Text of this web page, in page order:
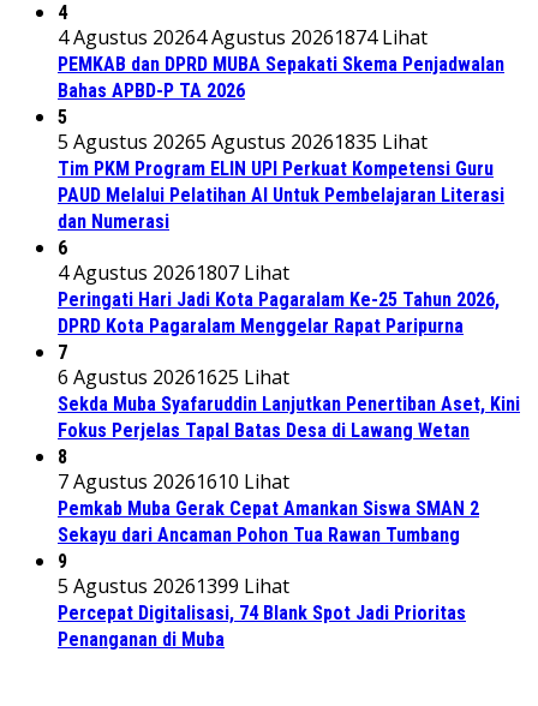
4
4 Agustus 20264 Agustus 20261874 Lihat
PEMKAB dan DPRD MUBA Sepakati Skema Penjadwalan
Bahas APBD-P TA 2026
5
5 Agustus 20265 Agustus 20261835 Lihat
Tim PKM Program ELIN UPI Perkuat Kompetensi Guru
PAUD Melalui Pelatihan AI Untuk Pembelajaran Literasi
dan Numerasi
6
4 Agustus 20261807 Lihat
Peringati Hari Jadi Kota Pagaralam Ke-25 Tahun 2026,
DPRD Kota Pagaralam Menggelar Rapat Paripurna
7
6 Agustus 20261625 Lihat
Sekda Muba Syafaruddin Lanjutkan Penertiban Aset, Kini
Fokus Perjelas Tapal Batas Desa di Lawang Wetan
8
7 Agustus 20261610 Lihat
Pemkab Muba Gerak Cepat Amankan Siswa SMAN 2
Sekayu dari Ancaman Pohon Tua Rawan Tumbang
9
5 Agustus 20261399 Lihat
Percepat Digitalisasi, 74 Blank Spot Jadi Prioritas
Penanganan di Muba